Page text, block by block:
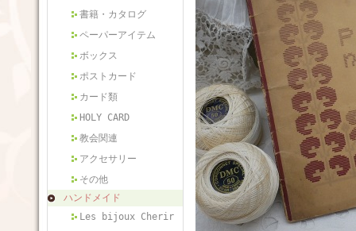
書籍・カタログ
ペーパーアイテム
ボックス
ポストカード
カード類
HOLY CARD
教会関連
アクセサリー
その他
ハンドメイド
Les bijoux Cherir